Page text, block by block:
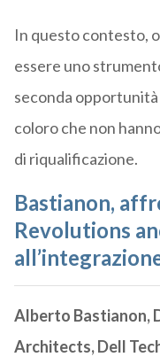
In questo contesto,
essere uno
seconda
coloro che non
di riqualificazione.
Bastianon,
Revolutions
Alberto Bastianon,
Architects, Dell